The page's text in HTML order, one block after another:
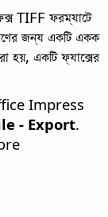
TIFF ফরম্যাটে
জন্য একটি একক
হয়, একটি ফ্যাক্সের
Impress
- Export.